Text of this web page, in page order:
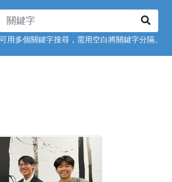
可用多個關鍵字搜尋，需用空白將關鍵字分隔。